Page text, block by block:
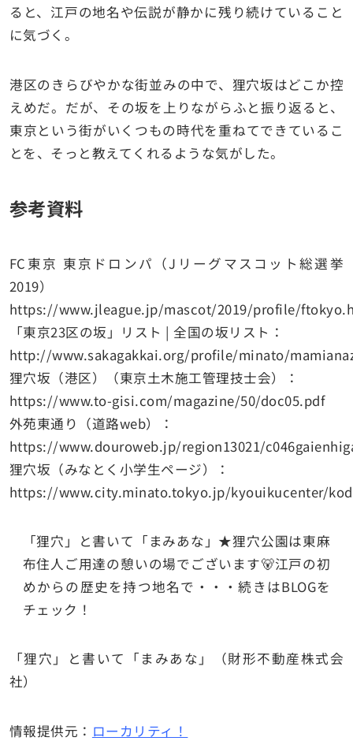
ると、江戸の地名や伝説が静かに残り続けていること
に気づく。
港区のきらびやかな街並みの中で、狸穴坂はどこか控
えめだ。だが、その坂を上りながらふと振り返ると、
東京という街がいくつもの時代を重ねてできているこ
とを、そっと教えてくれるような気がした。
参考資料
FC東京 東京ドロンパ（Jリーグマスコット総選挙
2019）
https://www.jleague.jp/mascot/2019/profile/
「東京23区の坂」リスト | 全国の坂リスト：
http://www.sakagakkai.org/profile/minato/
狸穴坂（港区）（東京土木施工管理技士会）：
https://www.to-gisi.com/magazine/50/doc05.pdf
外苑東通り（道路web）：
https://www.douroweb.jp/region13021/
狸穴坂（みなとく小学生ページ）：
https://www.city.minato.tokyo.jp/kyouikucenter/
「狸穴」と書いて「まみあな」★狸穴公園は東麻
布住人ご用達の憩いの場でございます🐻江戸の初
めからの歴史を持つ地名で・・・続きはBLOGを
チェック！
「狸穴」と書いて「まみあな」（財形不動産株式会
社）
情報提供元： ローカリティ！